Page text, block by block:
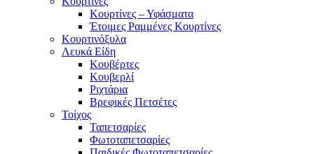
Κουρτίνες – Υφάσματα
Έτοιμες Ραμμένες Κουρτίνες
Κουρτινόξυλα
Λευκά Είδη
Κουβέρτες
Κουβερλί
Ριχτάρια
Βρεφικές Πετσέτες
Τοίχος
Ταπετσαρίες
Φωτοταπετσαρίες